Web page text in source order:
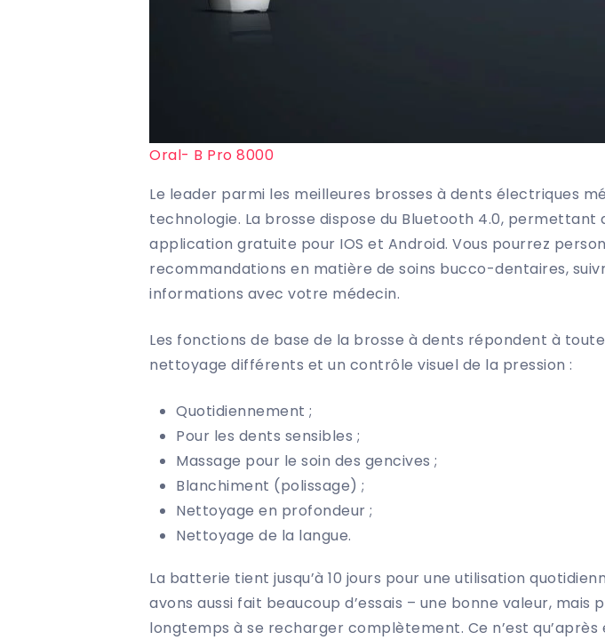
Oral- B Pro 8000
Le leader parmi les meilleures brosses à dents électriques
technologie. La brosse dispose du Bluetooth 4.0,
application gratuite pour IOS et Android. Vous pourrez
recommandations en matière de soins bucco-dentaires,
informations avec votre médecin.
Les fonctions de base de la brosse à dents répondent à
nettoyage différents et un contrôle visuel de la pression :
Quotidiennement ;
Pour les dents sensibles ;
Massage pour le soin des gencives ;
Blanchiment (polissage) ;
Nettoyage en profondeur ;
Nettoyage de la langue.
La batterie tient jusqu’à 10 jours pour une utilisation
avons aussi fait beaucoup d’essais – une bonne valeur,
longtemps à se recharger complètement. Ce n’est